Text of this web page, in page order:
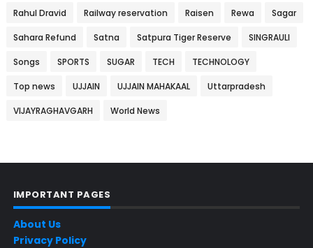
Rahul Dravid Railway reservation Raisen Rewa Sagar
Sahara Refund Satna Satpura Tiger Reserve SINGRAULI
Songs SPORTS SUGAR TECH TECHNOLOGY
Top news UJJAIN UJJAIN MAHAKAAL Uttarpradesh
VIJAYRAGHAVGARH World News
IMPORTANT PAGES
About Us
Privacy Policy